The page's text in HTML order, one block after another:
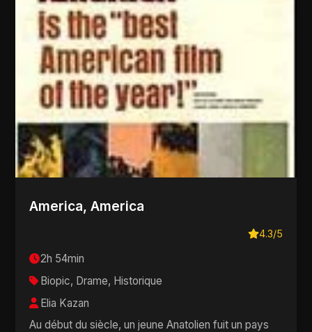
America, America
4.3/5
2h 54min
Biopic, Drame, Historique
Elia Kazan
Au début du siècle, un jeune Anatolien fuit un pays